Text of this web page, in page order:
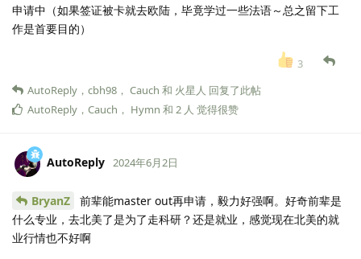
申请中（如果签证被卡就去欧陆，毕竟学过一些法语～总之留下工
作是首要目的）
3
AutoReply ， cbh98 ， Cauch 和 火星人 回复了此帖
AutoReply ， Cauch ， Hymn 和 2 人 觉得很赞
AutoReply 2024年6月2日
BryanZ
前辈能master out再申请，毅力好强啊。好奇前辈是
什么专业，去北美了是为了走科研？还是就业，感觉现在北美的就
业行情也不好啊